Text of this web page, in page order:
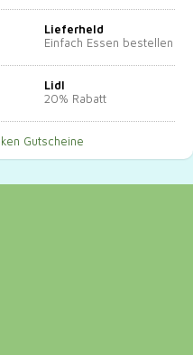
Lieferheld
Einfach Essen bestellen
Lidl
20% Rabatt
Gutscheine